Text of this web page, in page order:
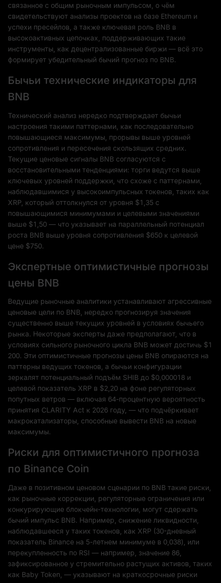
связанное с общим рыночным импульсом, о чём
свидетельствуют анализы проектов на базе Ethereum и
успехи пресейлов, а также ключевая роль BNB в
высокоактивных цепочках, поддерживающих такие
инструменты, как децентрализованные биржи — всё это
формирует убедительный бычий прогноз по BNB.
Бычьи технические индикаторы для
BNB
Технический анализ нередко подтверждает бычьи
настроения такими паттернами, как последовательно
повышающиеся максимумы, прорывы выше уровней
сопротивления и пересечения скользящих средних.
Текущие ценовые сигналы BNB согласуются с
восстановительными тенденциями: торги ведутся выше
ключевых уровней поддержки, что схоже с паттернами,
наблюдавшимися у высокоимпульсных токенов, таких как
XRP, который оттолкнулся от уровня $1,35 с
повышающимися минимумами и целевыми значениями
выше $1,50 — что указывает на параллельный потенциал
роста BNB выше уровня сопротивления $650 к целевой
цене $750.
Экспертные оптимистичные прогнозы
цены BNB
Ведущие рыночные аналитики устанавливают агрессивные
ценовые цели по BNB, нередко прогнозируя значения
существенно выше текущих уровней в условиях бычьего
рынка. Некоторые эксперты даже предполагают, что в
условиях сильного рыночного цикла BNB может достичь $1
200. Эти оптимистичные прогнозы цены BNB опираются на
паттерны ведущих токенов, а бычьи конфигурации
зеркалят потенциальный подъём SHIB до $0,000018 и
целевой показатель XRP в $2,20 на фоне регуляторных
попутных ветров — включая 64-процентную вероятность
принятия CLARITY Act к 2026 году, — что подчёркивает
макрокатализаторы, способные вывести BNB на новые
максимумы.
Риски для оптимистичного прогноза
по Binance Coin
Даже в позитивном ценовом сценарии по BNB такие риски,
как рыночные коррекции, регуляторные ограничения или
конкурирующие блокчейн-технологии, могут сдержать
бычий импульс BNB. Например, снижение ликвидности,
наблюдавшееся у таких токенов, как XRP (30-дневный
показатель Binance на 5-летнем минимуме в 0,038), или
перекупленность по RSI — например, значение 86,
зафиксированное у стремительно растущих активов, таких
как Baby Token, — указывают на краткосрочные риски